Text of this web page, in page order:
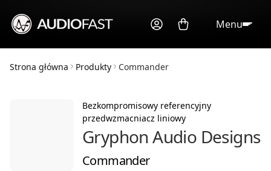
Menu
Strona główna Produkty Commander
Bezkompromisowy referencyjny
przedwzmacniacz liniowy
Gryphon Audio Designs
Commander